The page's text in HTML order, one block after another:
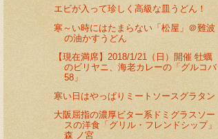
エビが入って珍しく高級な皿うどん！
寒～い時にはたまらない「松屋」＠難波
の油かすうどん
【現在満席】2018/1/21（日）開催 牡蠣
のビリヤニ、海老カレーの「グルコバ
58」
寒い日はやっぱりミートソースグラタン
大阪屈指の濃厚ビター系ドミグラスソー
スの洋食「グリル・フレンドシップ」
森 ノ宮